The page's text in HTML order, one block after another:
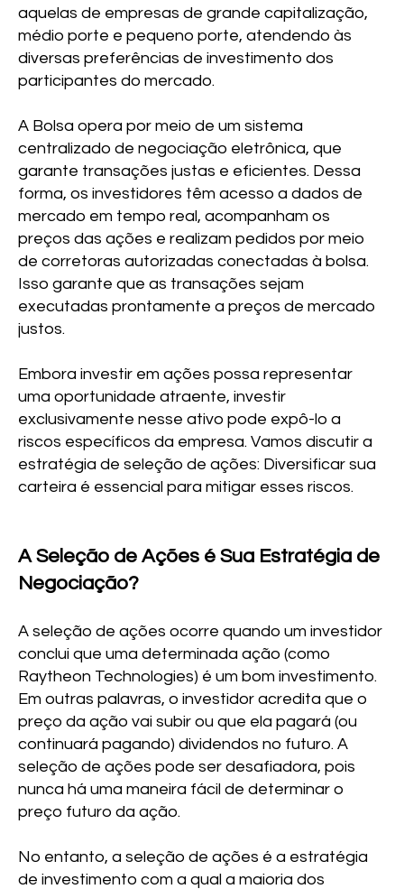
aquelas de empresas de grande capitalização,
médio porte e pequeno porte, atendendo às
diversas preferências de investimento dos
participantes do mercado.
A Bolsa opera por meio de um sistema
centralizado de negociação eletrônica, que
garante transações justas e eficientes. Dessa
forma, os investidores têm acesso a dados de
mercado em tempo real, acompanham os
preços das ações e realizam pedidos por meio
de corretoras autorizadas conectadas à bolsa.
Isso garante que as transações sejam
executadas prontamente a preços de mercado
justos.
Embora investir em ações possa representar
uma oportunidade atraente, investir
exclusivamente nesse ativo pode expô-lo a
riscos específicos da empresa. Vamos discutir a
estratégia de seleção de ações: Diversificar sua
carteira é essencial para mitigar esses riscos.
A Seleção de Ações é Sua Estratégia de
Negociação?
A seleção de ações ocorre quando um investidor
conclui que uma determinada ação (como
Raytheon Technologies) é um bom investimento.
Em outras palavras, o investidor acredita que o
preço da ação vai subir ou que ela pagará (ou
continuará pagando) dividendos no futuro. A
seleção de ações pode ser desafiadora, pois
nunca há uma maneira fácil de determinar o
preço futuro da ação.
No entanto, a seleção de ações é a estratégia
de investimento com a qual a maioria dos